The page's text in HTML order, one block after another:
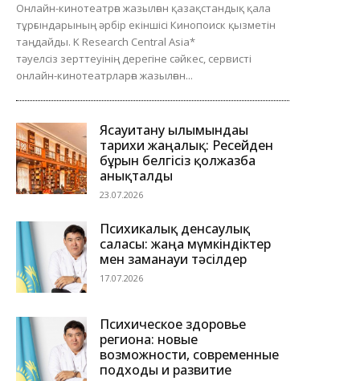
Онлайн-кинотеатрға жазылған қазақстандық қала
тұрғындарының әрбір екіншісі Кинопоиск қызметін
таңдайды. K Research Central Asia*
тәуелсіз зерттеуінің дерегіне сәйкес, сервисті
онлайн-кинотеатрларға жазылған...
Ясауитану ғылымындағы
тарихи жаңалық: Ресейден
бұрын белгісіз қолжазба
анықталды
23.07.2026
Психикалық денсаулық
саласы: жаңа мүмкіндіктер
мен заманауи тәсілдер
17.07.2026
Психическое здоровье
региона: новые
возможности, современные
подходы и развитие